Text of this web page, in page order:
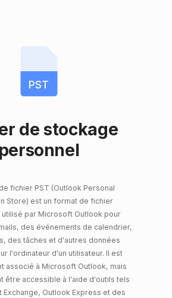
PST
de stockage
personnel
fichier PST (Outlook Personal
Store) est un format de fichier
par Microsoft Outlook pour
des événements de calendrier,
des tâches et d'autres données
l'ordinateur d'un utilisateur. Il est
associé à Microsoft Outlook, mais
être accessible à l'aide d'outils tels
Exchange, Outlook Express et des